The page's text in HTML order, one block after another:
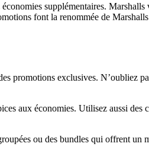
supplémentaires.
font la renommée de
promotions exclusives. N’oubliez
aux économies. Utilisez aussi des
ou des bundles qui offrent un